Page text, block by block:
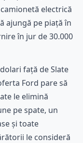
electrică
ajungă pe piață în
în jur de 30.000
față de Slate
Ford pare să
le elimină
pe spate, un
și toate
le consideră